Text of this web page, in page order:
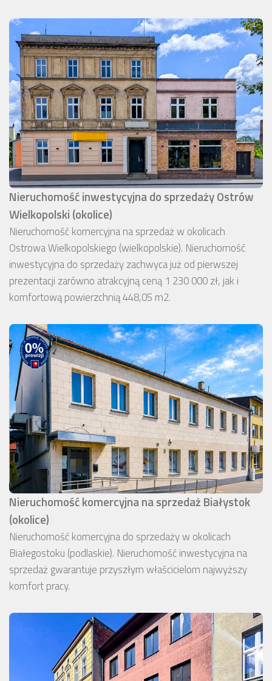
Nieruchomość inwestycyjna do sprzedaży Ostrów
Wielkopolski (okolice)
Nieruchomość komercyjna na sprzedaż w okolicach
Ostrowa Wielkopolskiego (wielkopolskie). Nieruchomość
inwestycyjna do sprzedaży zachwyca już od pierwszej
prezentacji zarówno atrakcyjną ceną 1 230 000 zł, jak i
komfortową powierzchnią 448,05 m2.
Nieruchomość komercyjna na sprzedaż Białystok
(okolice)
Nieruchomość komercyjna do sprzedaży w okolicach
Białegostoku (podlaskie). Nieruchomość inwestycyjna na
sprzedaż gwarantuje przyszłym właścicielom najwyższy
komfort pracy.